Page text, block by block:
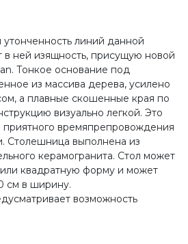
линий данной
ней изящность, присущую новой
Тонкое основание под
из массива дерева, усилено
а плавные скошенные края по
визуально легкой. Это
приятного времяпрепровождения
Столешница выполнена из
керамогранита. Стол может
квадратную форму и может
см в ширину.
возможность